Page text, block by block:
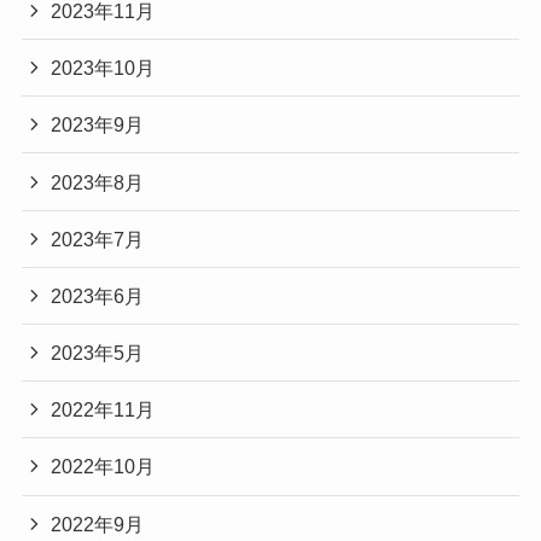
2023年11月
2023年10月
2023年9月
2023年8月
2023年7月
2023年6月
2023年5月
2022年11月
2022年10月
2022年9月